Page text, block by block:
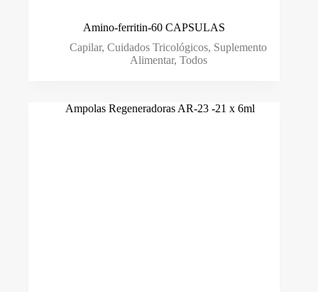
Amino-ferritin-60 CAPSULAS
Capilar,Cuidados Tricológicos, Suplemento
Alimentar, Todos